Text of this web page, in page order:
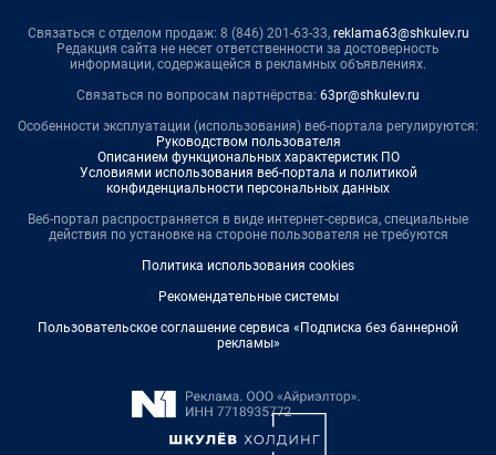
Связаться с отделом продаж: 8 (846) 201-63-33, reklama63@shkulev.ru
Редакция сайта не несет ответственности за достоверность
информации, содержащейся в рекламных объявлениях.
Связаться по вопросам партнёрства: 63pr@shkulev.ru
Особенности эксплуатации (использования) веб-портала регулируются:
Руководством пользователя
Описанием функциональных характеристик ПО
Условиями использования веб-портала и политикой
конфиденциальности персональных данных
Веб-портал распространяется в виде интернет-сервиса, специальные
действия по установке на стороне пользователя не требуются
Политика использования cookies
Рекомендательные системы
Пользовательское соглашение сервиса «Подписка без баннерной
рекламы»